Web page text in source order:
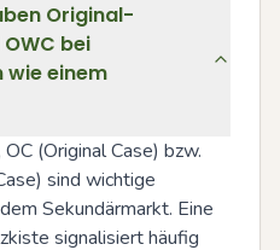
Original-
bei
wie einem
(Original Case) bzw.
sind wichtige
Sekundärmarkt. Eine
signalisiert häufig